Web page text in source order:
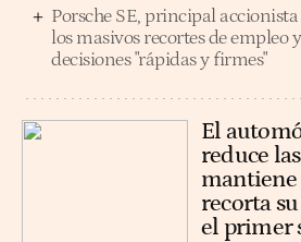
Porsche SE, principal
los masivos recortes de empleo
decisiones "rápidas y firmes"
El
reduce
mantiene
recorta
el primer